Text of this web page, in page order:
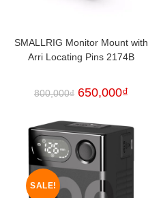
SMALLRIG Monitor Mount with
Arri Locating Pins 2174B
800,000₫ 650,000₫
SALE!